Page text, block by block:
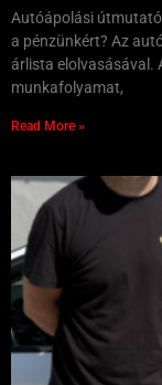
Autóápolási
a pénzünkért? Az
árlista elolvasásával.
munkafolyamat,
Read More »